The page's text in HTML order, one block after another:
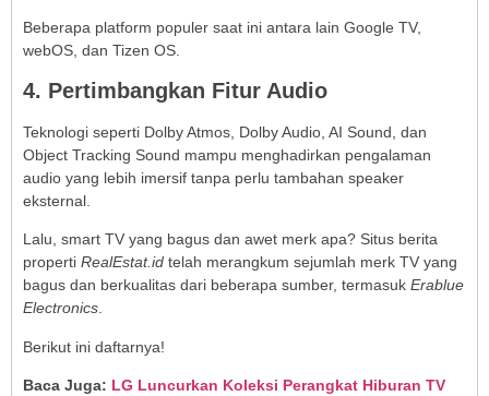
Beberapa platform populer saat ini antara lain Google TV,
webOS, dan Tizen OS.
4. Pertimbangkan Fitur Audio
Teknologi seperti Dolby Atmos, Dolby Audio, AI Sound, dan
Object Tracking Sound mampu menghadirkan pengalaman
audio yang lebih imersif tanpa perlu tambahan speaker
eksternal.
Lalu, smart TV yang bagus dan awet merk apa? Situs berita
properti RealEstat.id telah merangkum sejumlah merk TV yang
bagus dan berkualitas dari beberapa sumber, termasuk Erablue
Electronics.
Berikut ini daftarnya!
Baca Juga: LG Luncurkan Koleksi Perangkat Hiburan TV